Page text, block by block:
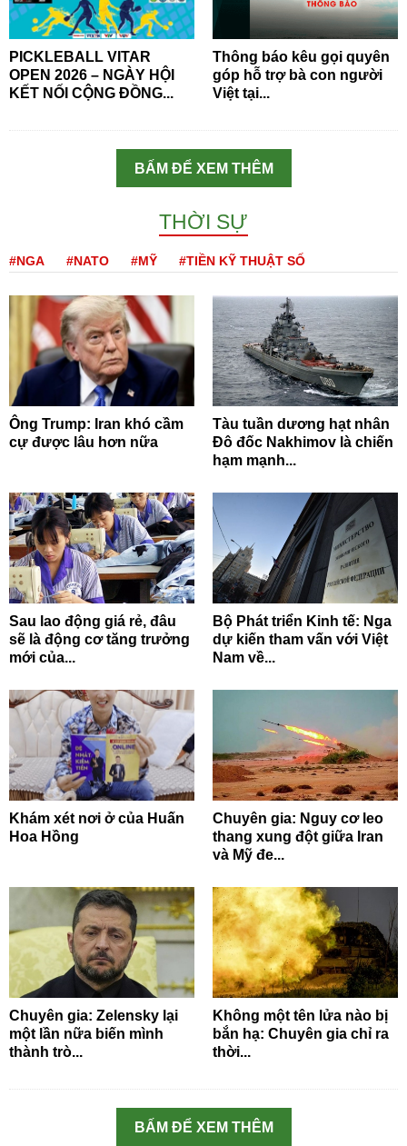
PICKLEBALL VITAR
OPEN 2026 – NGÀY HỘI
KẾT NỐI CỘNG ĐỒNG...
Thông báo kêu gọi quyên
góp hỗ trợ bà con người
Việt tại...
BẤM ĐỂ XEM THÊM
THỜI SỰ
#NGA #NATO #MỸ #TIỀN KỸ THUẬT SỐ
Ông Trump: Iran khó cầm
cự được lâu hơn nữa
Tàu tuần dương hạt nhân
Đô đốc Nakhimov là chiến
hạm mạnh...
Sau lao động giá rẻ, đâu
sẽ là động cơ tăng trưởng
mới của...
Bộ Phát triển Kinh tế: Nga
dự kiến tham vấn với Việt
Nam về...
Khám xét nơi ở của Huấn
Hoa Hồng
Chuyên gia: Nguy cơ leo
thang xung đột giữa Iran
và Mỹ đe...
Chuyên gia: Zelensky lại
một lần nữa biến mình
thành trò...
Không một tên lửa nào bị
bắn hạ: Chuyên gia chỉ ra
thời...
BẤM ĐỂ XEM THÊM